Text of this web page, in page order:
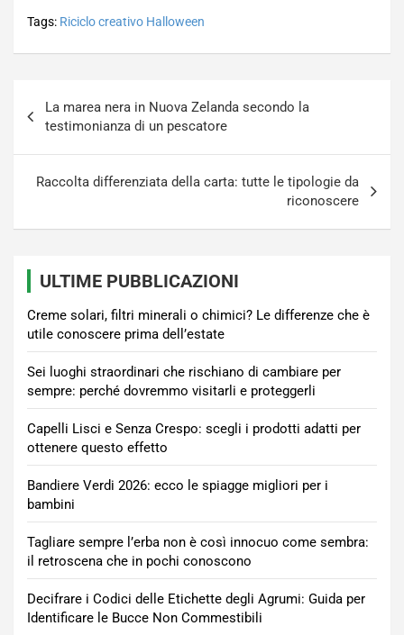
Tags: Riciclo creativo Halloween
articoli
La marea nera in Nuova Zelanda secondo la
testimonianza di un pescatore
Raccolta differenziata della carta: tutte le tipologie da
riconoscere
ULTIME PUBBLICAZIONI
Creme solari, filtri minerali o chimici? Le differenze che è
utile conoscere prima dell’estate
Sei luoghi straordinari che rischiano di cambiare per
sempre: perché dovremmo visitarli e proteggerli
Capelli Lisci e Senza Crespo: scegli i prodotti adatti per
ottenere questo effetto
Bandiere Verdi 2026: ecco le spiagge migliori per i
bambini
Tagliare sempre l’erba non è così innocuo come sembra:
il retroscena che in pochi conoscono
Decifrare i Codici delle Etichette degli Agrumi: Guida per
Identificare le Bucce Non Commestibili